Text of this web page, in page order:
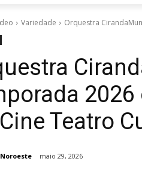
Variedade Orquestra
Teatro
maio 29, 2026